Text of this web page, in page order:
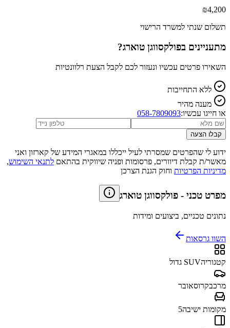
₪4,200
תשלום שנתי למשרד הרישוי
מתעניינים בפולקסווגן טוארג?
השאירו פרטים עכשיו ונעזור לכם לקבל הצעת רלוונטיות
ללא התחייבות
מענה מהיר
או חייגו עכשיו:058-7809093
קבלו הצעה
ידוע לי שהפרטים שמסרתי לעיל ייכללו במאגרי המידע של קארזון ואני
מאשר/ת קבלת דיוורים, פרסומות ופניה שיווקית בהתאם לתנאי השימוש,
מדיניות הפרטיות וחוק הגנת הצרכן
מפרט טכני - פולקסווגן טוארג
נתונים טכניים, ביצועים ומידות
השוו גרסאות
קטגוריהSUV גדול
מרכבקרוסאובר
מקומות ישיבה5